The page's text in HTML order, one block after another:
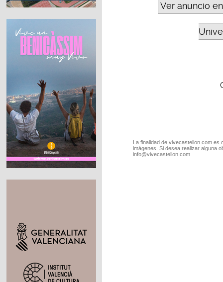
Ver anuncio
La finalidad de vivecastellon.com
imágenes. Si desea realizar alguna
info@vivecastellon.com